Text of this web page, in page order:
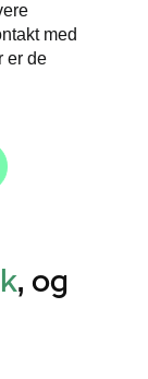
med
er de
, og